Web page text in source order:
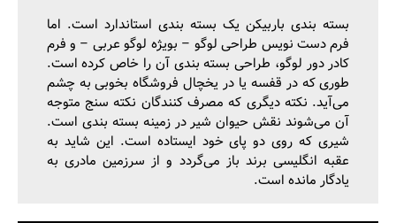
بسته بندی باربیکن یک بسته بندی استاندارد است. اما
فرم دست نویس طراحی لوگو – بویژه لوگو عربی – و فرم
کادر دور لوگو، طراحی بسته بندی آن را خاص کرده است.
طوری که در قفسه یا در یخچال فروشگاه بخوبی به چشم
می‌آید. نکته دیگری که مصرف کنندگان نکته سنج متوجه
آن می‌شوند نقش حیوان شیر در زمینه بسته بندی است.
شیری که روی دو پای خود ایستاده است. این شاید به
عقبه انگلیسی برند باز می‌گردد و از سرزمین مادری به
یادگار مانده است.